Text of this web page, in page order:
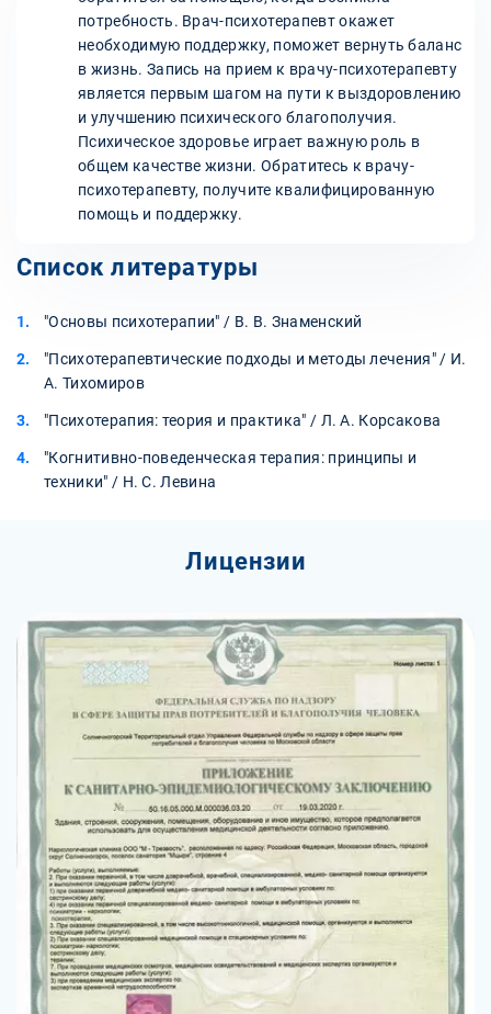
потребность. Врач-психотерапевт окажет
необходимую поддержку, поможет вернуть баланс
в жизнь. Запись на прием к врачу-психотерапевту
является первым шагом на пути к выздоровлению
и улучшению психического благополучия.
Психическое здоровье играет важную роль в
общем качестве жизни. Обратитесь к врачу-
психотерапевту, получите квалифицированную
помощь и поддержку.
Список литературы
"Основы психотерапии" / В. В. Знаменский
"Психотерапевтические подходы и методы лечения" / И.
А. Тихомиров
"Психотерапия: теория и практика" / Л. А. Корсакова
"Когнитивно-поведенческая терапия: принципы и
техники" / Н. С. Левина
Лицензии